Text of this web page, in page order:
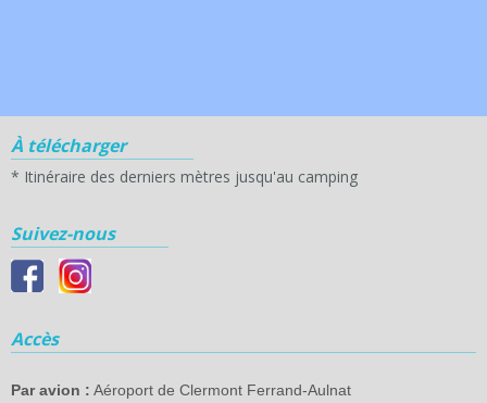
À télécharger
* Itinéraire des derniers mètres jusqu'au camping
Suivez-nous
Accès
Par avion : Aéroport de Clermont Ferrand-Aulnat